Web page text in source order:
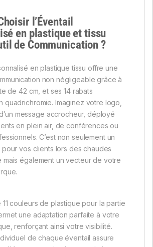
l’Éventail
en plastique et tissu
de Communication ?
en plastique tissu offre une
non négligeable grâce à
de 42 cm, et ses 14 rabats
quadrichromie. Imaginez votre logo,
message accrocheur, déployé
en plein air, de conférences ou
C’est non seulement un
vos clients lors des chaudes
mais également un vecteur de votre
couleurs de plastique pour la partie
une adaptation parfaite à votre
renforçant ainsi votre visibilité.
de chaque éventail assure